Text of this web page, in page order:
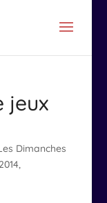
jeux
Dimanches
,